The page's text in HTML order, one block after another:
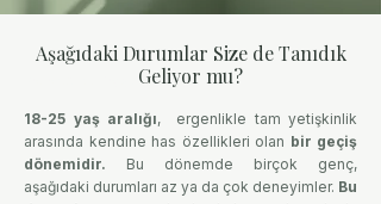
Meryem Şanlı - Geçiş Dönemi Koçu
Aşağıdaki Durumlar Size de Tanıdık
Geliyor mu?
18-25 yaş aralığı, ergenlikle tam yetişkinlik
arasında kendine has özellikleri olan bir geçiş
dönemidir. Bu dönemde birçok genç,
aşağıdaki durumları az ya da çok deneyimler. Bu